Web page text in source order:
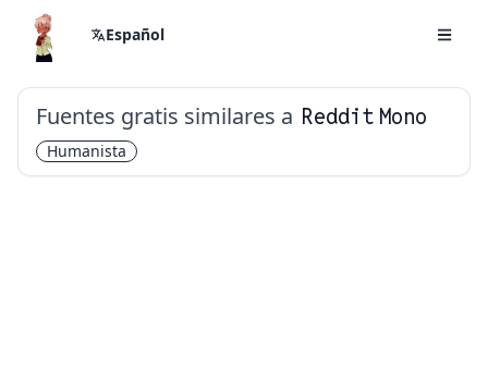
Español
Fuentes gratis similares a Reddit Mono
Humanista